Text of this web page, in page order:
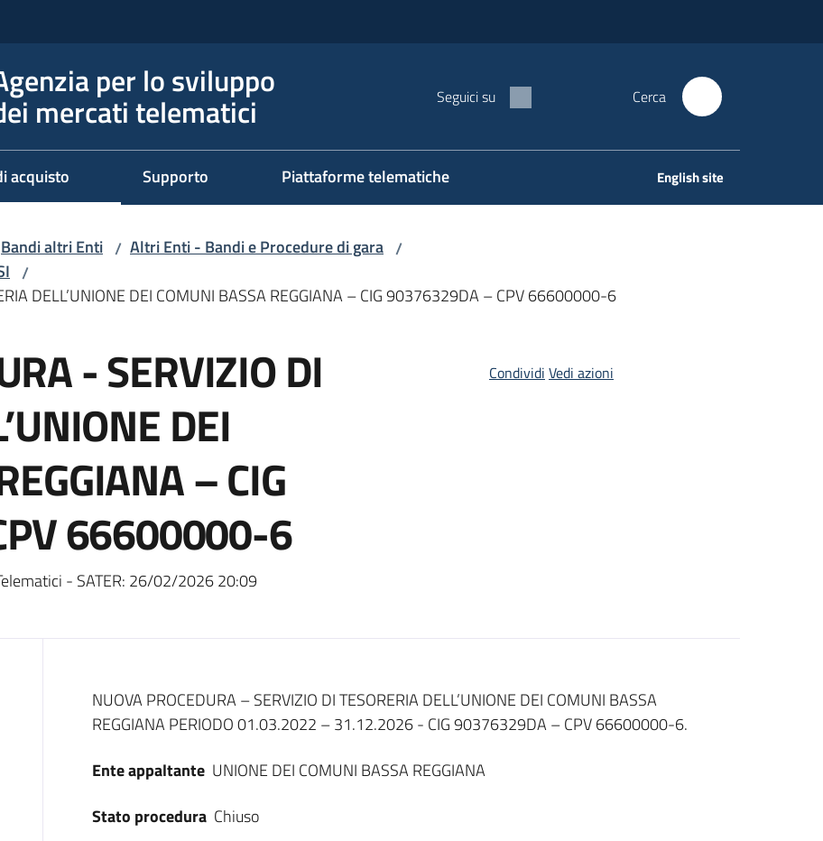
per lo sviluppo
mercati telematici Seguici su Cerca
acquisto Supporto Piattaforme telematiche English site
Bandi altri Enti / Altri Enti - Bandi e Procedure di gara /
/
DELL’UNIONE DEI COMUNI BASSA REGGIANA – CIG 90376329DA – CPV 66600000-6
- SERVIZIO DI
DEI
– CIG
66600000-6
- SATER: 26/02/2026 20:09
Condividi Vedi azioni
Dati del bando
NUOVA PROCEDURA – SERVIZIO DI TESORERIA DELL’UNIONE DEI COMUNI BASSA
REGGIANA PERIODO 01.03.2022 – 31.12.2026 - CIG 90376329DA – CPV 66600000-6.
Ente appaltante UNIONE DEI COMUNI BASSA REGGIANA
Stato procedura Chiuso